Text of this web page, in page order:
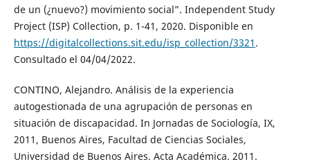
de un (¿nuevo?) movimiento social”. Independent Study
Project (ISP) Collection, p. 1-41, 2020. Disponible en
https://digitalcollections.sit.edu/isp_collection/3321 .
Consultado el 04/04/2022.
CONTINO, Alejandro. Análisis de la experiencia
autogestionada de una agrupación de personas en
situación de discapacidad. In Jornadas de Sociología, IX,
2011, Buenos Aires, Facultad de Ciencias Sociales,
Universidad de Buenos Aires. Acta Académica. 2011.